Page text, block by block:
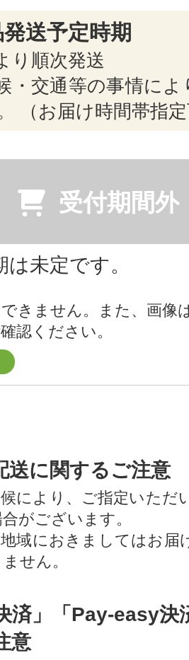
送予定時期
り順次発送
・交通等の事情によ
（お届け時間帯指
受付期間外
未定です。
きません。また、画像
認ください。
送に関するご注意
により、ご指定いただ
がございます。
域におきましてはお届
せん。
済」「Pay-easy決
意